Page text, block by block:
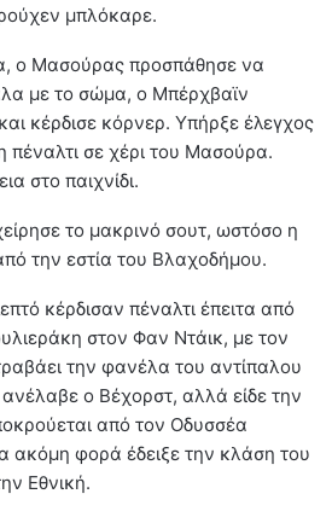
μπλόκαρε.
ο Μασούρας προσπάθησε να
με το σώμα, ο Μπέρχβαϊν
κέρδισε κόρνερ. Υπήρξε έλεγχος
πέναλτι σε χέρι του Μασούρα.
στο παιχνίδι.
το μακρινό σουτ, ωστόσο η
την εστία του Βλαχοδήμου.
κέρδισαν πέναλτι έπειτα από
στον Φαν Ντάικ, με τον
την φανέλα του αντίπαλου
ο Βέχορστ, αλλά είδε την
από τον Οδυσσέα
ακόμη φορά έδειξε την κλάση του
Εθνική.